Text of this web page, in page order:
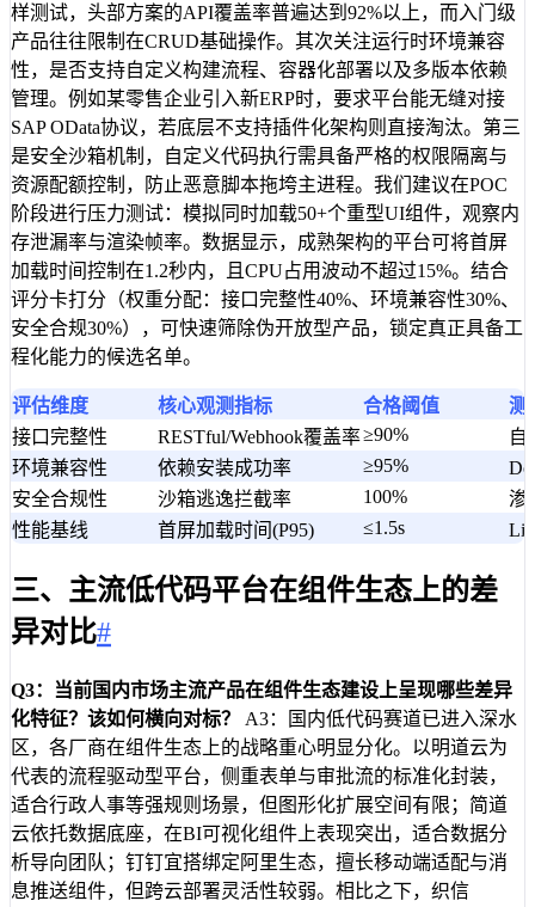
样测试，头部方案的API覆盖率普遍达到92%以上，而入门级
产品往往限制在CRUD基础操作。其次关注运行时环境兼容
性，是否支持自定义构建流程、容器化部署以及多版本依赖
管理。例如某零售企业引入新ERP时，要求平台能无缝对接
SAP OData协议，若底层不支持插件化架构则直接淘汰。第三
是安全沙箱机制，自定义代码执行需具备严格的权限隔离与
资源配额控制，防止恶意脚本拖垮主进程。我们建议在POC
阶段进行压力测试：模拟同时加载50+个重型UI组件，观察内
存泄漏率与渲染帧率。数据显示，成熟架构的平台可将首屏
加载时间控制在1.2秒内，且CPU占用波动不超过15%。结合
评分卡打分（权重分配：接口完整性40%、环境兼容性30%、
安全合规30%），可快速筛除伪开放型产品，锁定真正具备工
程化能力的候选名单。
评估维度 核心观测指标 合格阈值
测
接口完整性
RESTful/Webhook覆盖率≥90%
自
环境兼容性
依赖安装成功率 ≥95%
安全合规性
沙箱逃逸拦截率 100%
渗
性能基线
首屏加载时间(P95) ≤1.5s
三、主流低代码平台在组件生态上的差
异对比#
Q3：当前国内市场主流产品在组件生态建设上呈现哪些差异
化特征？该如何横向对标？
A3：国内低代码赛道已进入深水
区，各厂商在组件生态上的战略重心明显分化。以明道云为
代表的流程驱动型平台，侧重表单与审批流的标准化封装，
适合行政人事等强规则场景，但图形化扩展空间有限；简道
云依托数据底座，在BI可视化组件上表现突出，适合数据分
析导向团队；钉钉宜搭绑定阿里生态，擅长移动端适配与消
息推送组件，但跨云部署灵活性较弱。相比之下，织信